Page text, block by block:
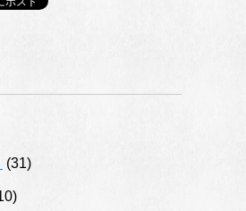
(31)